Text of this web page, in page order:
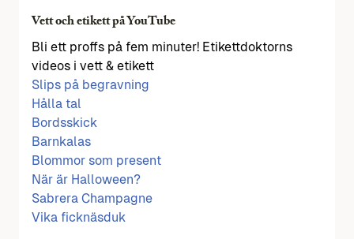
Vett och etikett på YouTube
Bli ett proffs på fem minuter! Etikettdoktorns
videos i vett & etikett
Slips på begravning
Hålla tal
Bordsskick
Barnkalas
Blommor som present
När är Halloween?
Sabrera Champagne
Vika ficknäsduk